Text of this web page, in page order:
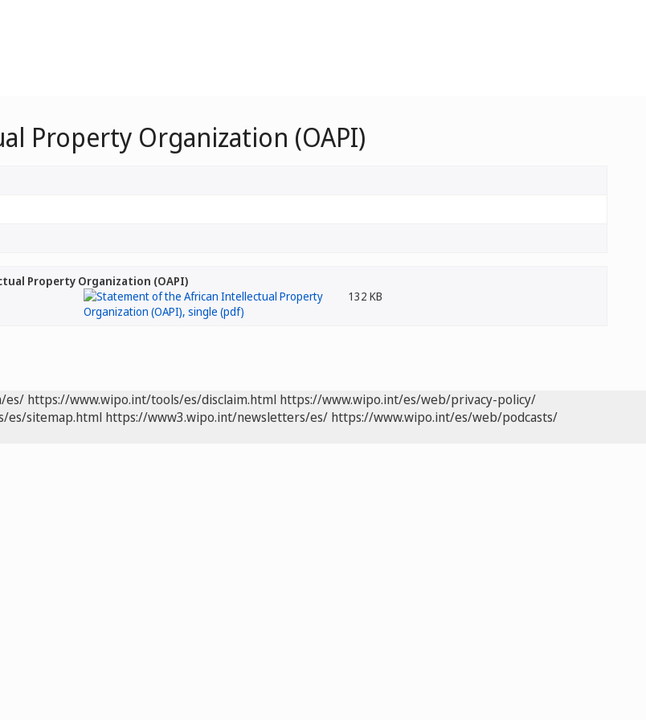
Property Organization (OAPI)
Property Organization (OAPI)
132 KB
es/ https://www.wipo.int/tools/es/disclaim.html https://www.wipo.int/es/web/privacy-policy/
es/sitemap.html https://www3.wipo.int/newsletters/es/ https://www.wipo.int/es/web/podcasts/